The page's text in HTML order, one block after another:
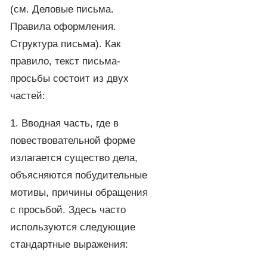
(см. Деловые письма.
Правила оформления.
Структура письма). Как
правило, текст письма-
просьбы состоит из двух
частей:
1. Вводная часть, где в
повествовательной форме
излагается существо дела,
объясняются побудительные
мотивы, причины обращения
с просьбой. Здесь часто
используются следующие
стандартные выражения: